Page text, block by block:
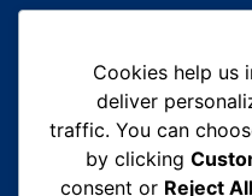
Cookies help us
deliver
traffic. You can
by clicking
consent or Reject All